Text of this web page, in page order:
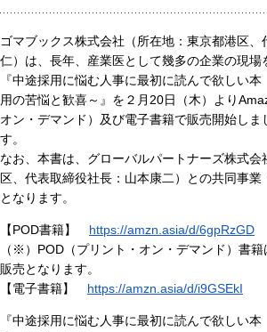
ゴマブックス株式会社（所在地：東京都港区
仁）は、長年、産業医として幾多の企業の現
『中途採用に悩む人事に最初に読んで欲しい
用の苦悩と歓喜～』を２月20日（木）より
オン・デマンド）及び電子書籍で販売開始しま
す。
なお、本書は、グローバルパートナーズ株式会
区、代表取締役社長：山本康二）との共同事
となります。
【POD書籍】 https://amzn.asia/d/6gpRzGD
（※）POD（プリント・オン・デマンド）書
販売となります。
【電子書籍】 https://amzn.asia/d/i9GSEkI
『中途採用に悩む人事に最初に読んで欲しい